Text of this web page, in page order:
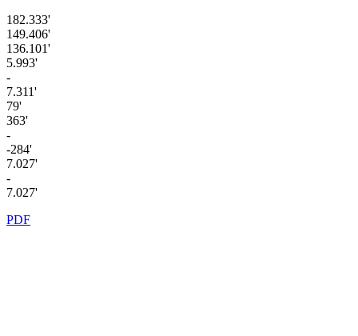
182.333'
149.406'
136.101'
5.993'
-
7.311'
79'
363'
-
-284'
7.027'
-
7.027'
PDF